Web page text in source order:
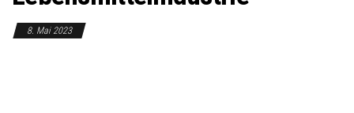
8. Mai 2023